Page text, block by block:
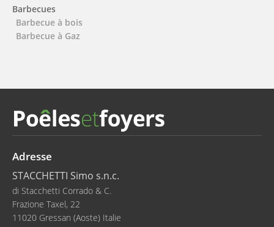
Barbecues
Barbecue à bois
Barbecue à Gaz
Adresse
STACCHETTI Simo s.n.c.
di Stacchetti Corrado & C.
Frazione Taxel, 22
11020 Gressan (Aoste) Italie